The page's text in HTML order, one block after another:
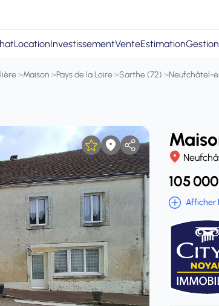
LocationInvestissementVenteEstimationGestion
>Maison >Pays de la Loire>Sarthe (72) >Neufchâtel-
105
Afficher